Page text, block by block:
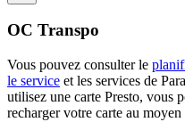
OC Transpo
Vous pouvez consulter le
le service et les services de
utilisez une carte Presto, vous
recharger votre carte au moyen